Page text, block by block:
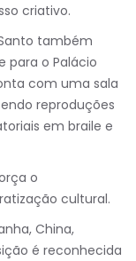
criativo.
também
para o Palácio
com uma sala
reproduções
em braile e
o
cultural.
China,
é reconhecida